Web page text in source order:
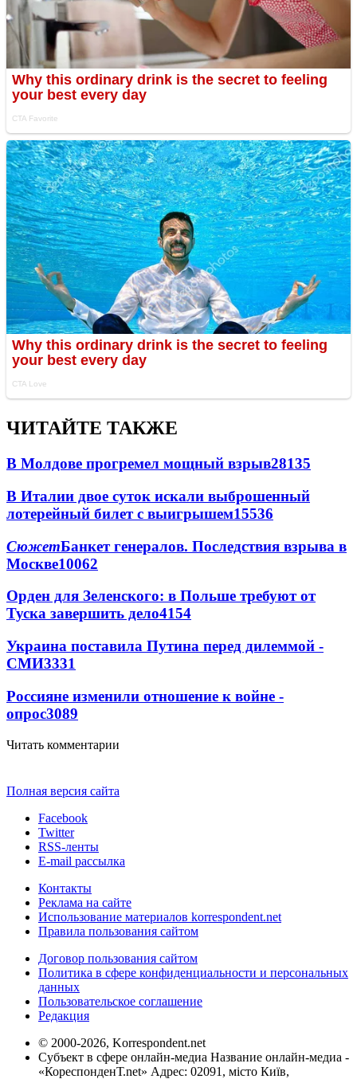
ЧИТАЙТЕ ТАКЖЕ
В Молдове прогремел мощный взрыв28135
В Италии двое суток искали выброшенный
лотерейный билет с выигрышем15536
СюжетБанкет генералов. Последствия взрыва в
Москве10062
Орден для Зеленского: в Польше требуют от
Туска завершить дело4154
Украина поставила Путина перед дилеммой -
СМИ3331
Россияне изменили отношение к войне -
опрос3089
Читать комментарии
Полная версия сайта
Facebook
Twitter
RSS-ленты
E-mail рассылка
Контакты
Реклама на сайте
Использование материалов korrespondent.net
Правила пользования сайтом
Договор пользования сайтом
Политика в сфере конфиденциальности и персональных
данных
Пользовательское соглашение
Редакция
© 2000-2026, Korrespondent.net
Субъект в сфере онлайн-медиа Название онлайн-медиа -
«КореспонденТ.net» Адрес: 02091, місто Київ,